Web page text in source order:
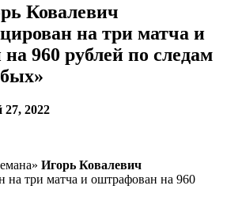
Ковалевич
на три матча и
960 рублей по следам
2022
Игорь Ковалевич
на три матча и оштрафован на 960